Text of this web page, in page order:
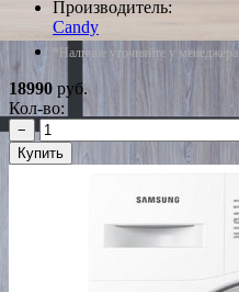
Производитель:
Candy
*Наличие уточняйте у менеджера
18990 руб.
Кол-во:
−
Купить